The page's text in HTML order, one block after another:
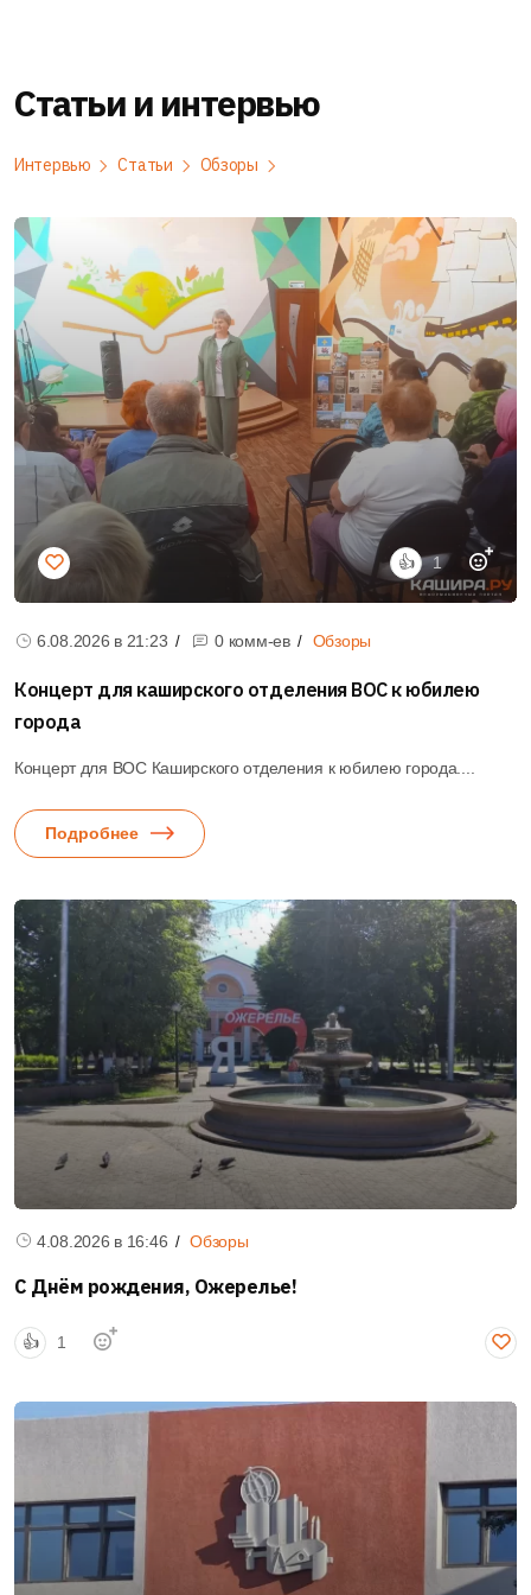
0
29.07.2026 в 11:14 0 комм-ев Происшествия
Пожилой мужчина стал жертвой пожара в СНТ под
Каширой
В деревне Зубово городского округа Кашира произошел пожар
в хозяйственной постройке на территории...
Подробнее
0
28.07.2026 в 21:12 0 комм-ев
ФОК с ледовой ареной в Кашире готов на 20%
В Кашире продолжают строить новый физкультурно-
оздоровительный комплекс. Он включит крытый каток...
Подробнее
2
28.07.2026 в 1 комм-й Общество
Статьи и интервью
Интервью Статьи Обзоры
👍 1
6.08.2026 в 21:23 0 комм-ев Обзоры
Концерт для каширского отделения ВОС к юбилею
города
Концерт для ВОС Каширского отделения к юбилею города....
Подробнее
4.08.2026 в 16:46 Обзоры
С Днём рождения, Ожерелье!
👍 1